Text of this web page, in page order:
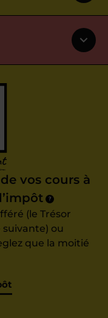
vos cours à
?
(le Trésor
suivante) ou
que la moitié